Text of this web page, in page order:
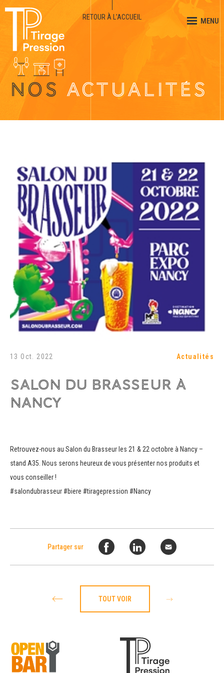
MENU
RETOUR À L'ACCUEIL
NOS ACTUALITÉS
13 Oct. 2022 Actualités
SALON DU BRASSEUR À
NANCY
Retrouvez-nous au Salon du Brasseur les 21 & 22 octobre à Nancy –
stand A35. Nous serons heureux de vous présenter nos produits et
vous conseiller !
#salondubrasseur #biere #tiragepression #Nancy
Partager sur
TOUT VOIR